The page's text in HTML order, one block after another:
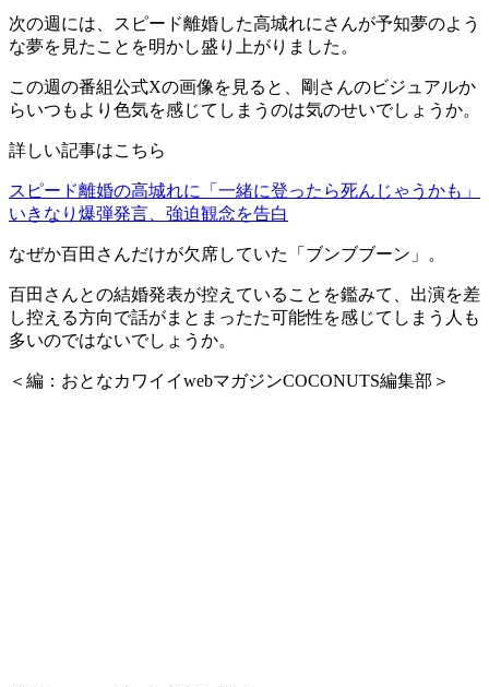
次の週には、スピード離婚した高城れにさんが予知夢のよう
な夢を見たことを明かし盛り上がりました。
この週の番組公式Xの画像を見ると、剛さんのビジュアルか
らいつもより色気を感じてしまうのは気のせいでしょうか。
詳しい記事はこちら
スピード離婚の高城れに「一緒に登ったら死んじゃうかも」
いきなり爆弾発言、強迫観念を告白
なぜか百田さんだけが欠席していた「ブンブブーン」。
百田さんとの結婚発表が控えていることを鑑みて、出演を差
し控える方向で話がまとまったた可能性を感じてしまう人も
多いのではないでしょうか。
＜編：おとなカワイイwebマガジンCOCONUTS編集部＞